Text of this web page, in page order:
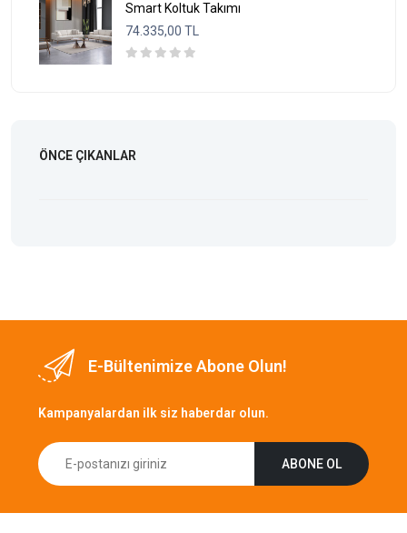
Smart Koltuk Takımı
74.335,00 TL
ÖNCE ÇIKANLAR
E-Bültenimize Abone Olun!
Kampanyalardan ilk siz haberdar olun.
ABONE OL